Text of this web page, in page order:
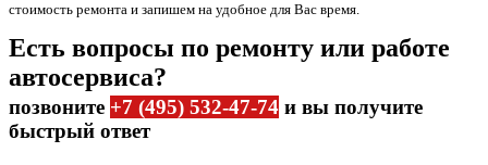
стоимость ремонта и запишем на удобное для Вас время.
Есть вопросы по ремонту или работе
автосервиса?
позвоните +7 (495) 532-47-74 и вы получите
быстрый ответ